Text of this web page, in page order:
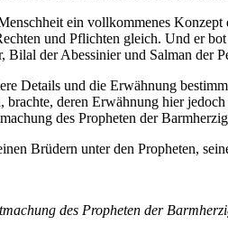
ein vollkommenes
und Pflichten gleich. Und er
der Abessinier und Salman der
Details und die Erwähnung
deren Erwähnung hier
des Propheten der
Brüdern unter den Propheten,
des Propheten der